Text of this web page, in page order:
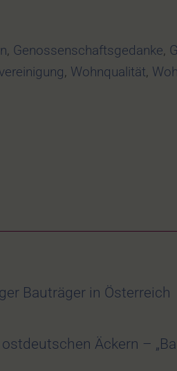
, Genossenschaftsgedanke,
, Wohnqualität,
Bauträger in Österreich
Äckern –